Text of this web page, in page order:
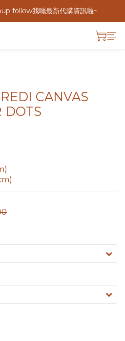
follow我哋最新代購資訊啦~
CANVAS
DOTS